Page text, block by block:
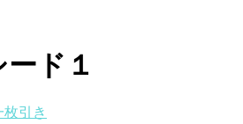
ド１
引き